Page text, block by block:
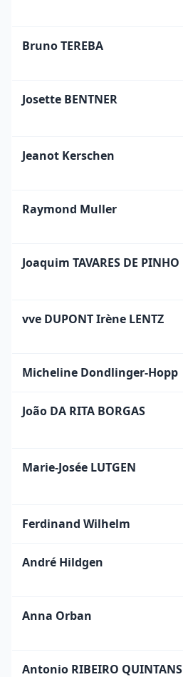
Bruno TEREBA
Josette BENTNER
Jeanot Kerschen
Raymond Muller
Joaquim TAVARES DE PINHO
vve DUPONT Irène LENTZ
Micheline Dondlinger-Hopp
João DA RITA BORGAS
Marie-Josée LUTGEN
Ferdinand Wilhelm
André Hildgen
Anna Orban
Antonio RIBEIRO QUINTANS